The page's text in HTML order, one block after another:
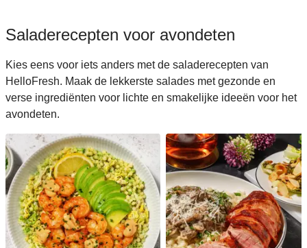
Saladerecepten voor avondeten
Kies eens voor iets anders met de saladerecepten van
HelloFresh. Maak de lekkerste salades met gezonde en
verse ingrediënten voor lichte en smakelijke ideeën voor het
avondeten.